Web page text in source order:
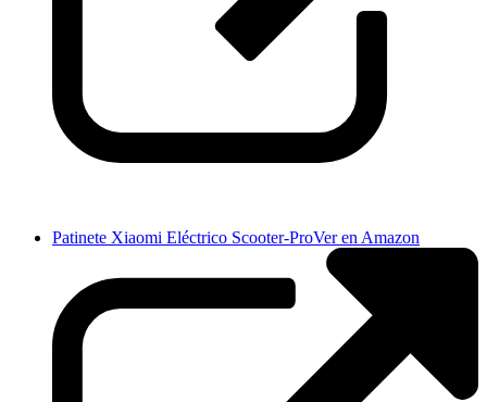
Patinete Xiaomi Eléctrico Scooter-ProVer en Amazon